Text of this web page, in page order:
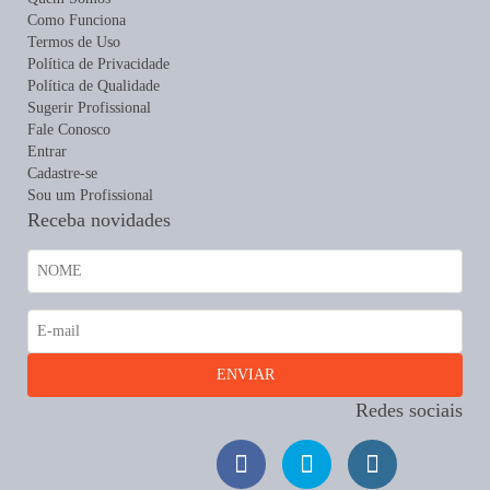
Como Funciona
Termos de Uso
Política de Privacidade
Política de Qualidade
Sugerir Profissional
Fale Conosco
Entrar
Cadastre-se
Sou um Profissional
Receba novidades
Redes sociais